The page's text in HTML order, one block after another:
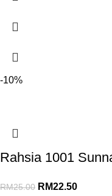
-10%
Rahsia 1001
RM25.00 RM22.50